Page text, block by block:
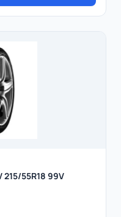
215/55R18 99V